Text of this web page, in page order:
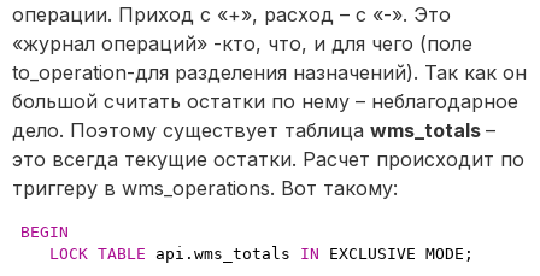
операции. Приход с «+», расход – с «-». Это
«журнал операций» -кто, что, и для чего (поле
to_operation-для разделения назначений). Так как он
большой считать остатки по нему – неблагодарное
дело. Поэтому существует таблица wms_totals –
это всегда текущие остатки. Расчет происходит по
триггеру в wms_operations. Вот такому:
BEGIN
LOCK TABLE api.wms_totals IN EXCLUSIVE MODE;